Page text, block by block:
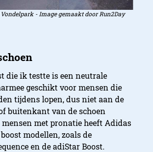
- Image gemaakt door Run2Day
die ik testte is een neutrale
geschikt voor mensen die
tijdens lopen, dus niet aan de
buitenkant van de schoen
met pronatie heeft Adidas
modellen, zoals de
en de adiStar Boost.